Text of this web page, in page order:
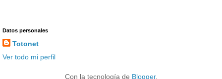
Datos personales
Totonet
Ver todo mi perfil
Con la tecnología de Blogger.